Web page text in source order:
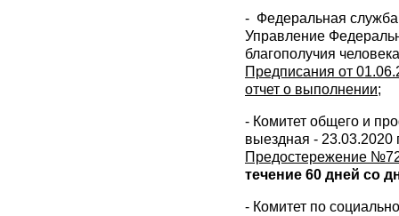
- Федеральная служба
Управление
благополучия
Предписания от
отчет о выполнении;
- Комитет общего и
выездная - 23.03.2020
Предостережение
течение 60 дней со
- Комитет по